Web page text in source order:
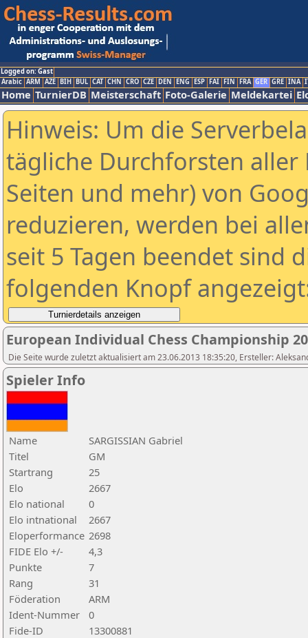
Logged on: Gast
Arabic ARM AZE BIH BUL CAT CHN CRO CZE DEN ENG ESP FAI FIN FRA GER GRE INA
Home TurnierDB Meisterschaft Foto-Galerie Meldekartei
Hinweis: Um die
tägliche Durchforsten aller
Seiten und mehr) von
reduzieren, werden bei
seit 5 Tagen beendet sind
folgenden Knopf
European Individual Chess Championship
Die Seite wurde zuletzt aktualisiert am 23.06.2013 18:35:20, Ersteller:
Spieler Info
Name
SARGISSIAN Gabriel
Titel
GM
Startrang
25
Elo
2667
Elo national
0
Elo intnational
2667
Eloperformance 2698
FIDE Elo +/-
4,3
Punkte
7
Rang
31
Föderation
ARM
Ident-Nummer
0
Fide-ID
13300881